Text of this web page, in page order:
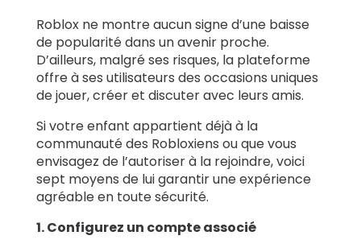
Roblox ne montre aucun signe d’une baisse
de popularité dans un avenir proche.
D’ailleurs, malgré ses risques, la plateforme
offre à ses utilisateurs des occasions uniques
de jouer, créer et discuter avec leurs amis.
Si votre enfant appartient déjà à la
communauté des Robloxiens ou que vous
envisagez de l’autoriser à la rejoindre, voici
sept moyens de lui garantir une expérience
agréable en toute sécurité.
1. Configurez un compte associé